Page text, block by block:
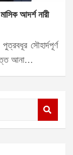
আদর্শ নারী
সৌহার্দপূর্ণ
আনা…